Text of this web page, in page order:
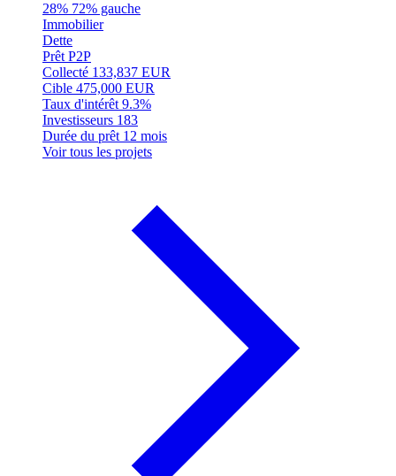
28% 72% gauche
Immobilier
Dette
Prêt P2P
Collecté 133,837 EUR
Cible 475,000 EUR
Taux d'intérêt 9.3%
Investisseurs 183
Durée du prêt 12 mois
Voir tous les projets